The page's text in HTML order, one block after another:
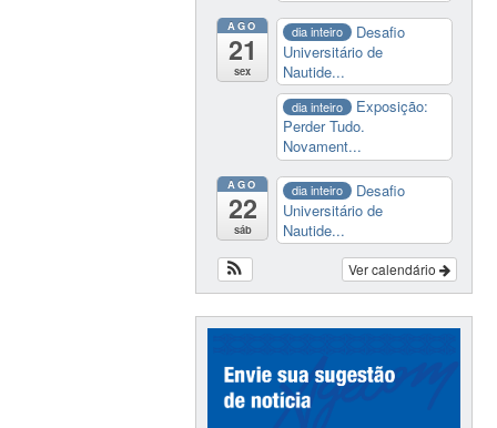
AGO
21
sex
dia inteiro
Desafio
Universitário de
Nautide...
dia inteiro
Exposição:
Perder Tudo.
Novament...
AGO
22
sáb
dia inteiro
Desafio
Universitário de
Nautide...
Ver calendário